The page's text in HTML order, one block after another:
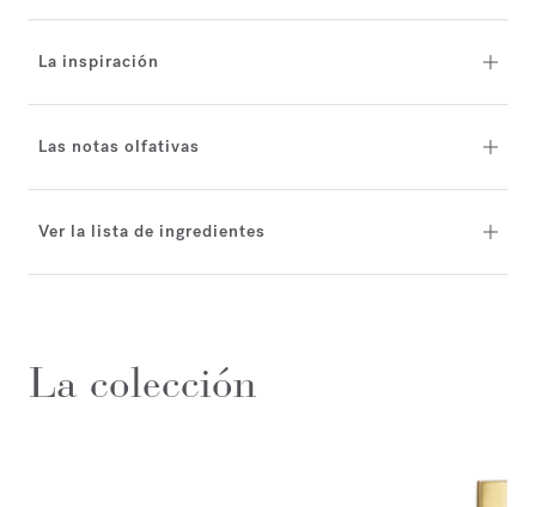
La inspiración
Las notas olfativas
Ver la lista de ingredientes
La colección